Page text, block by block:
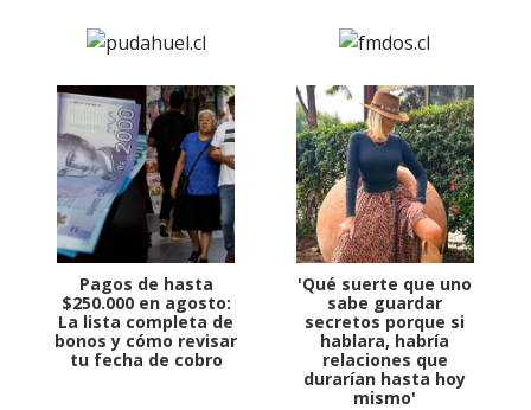
Pagos de hasta
$250.000 en agosto:
La lista completa de
bonos y cómo revisar
tu fecha de cobro
'Qué suerte que uno
sabe guardar
secretos porque si
hablara, habría
relaciones que
durarían hasta hoy
mismo'